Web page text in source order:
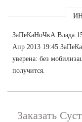
ЗаПеКаНоЧкА Влада
Апр 2013 19:45
уверена: без
получится.
Заказать